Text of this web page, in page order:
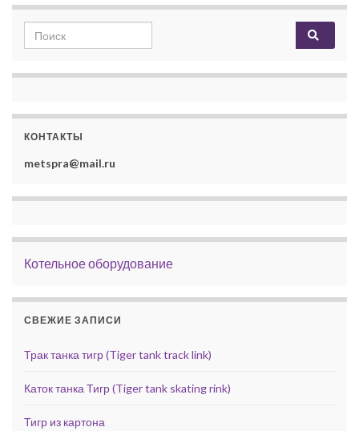
Search for:
КОНТАКТЫ
metspra@mail.ru
Котельное оборудование
СВЕЖИЕ ЗАПИСИ
Трак танка тигр (Tiger tank track link)
Каток танка Тигр (Tiger tank skating rink)
Тигр из картона